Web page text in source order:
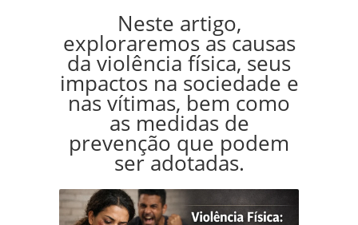
Neste artigo,
exploraremos as causas
da violência física, seus
impactos na sociedade e
nas vítimas, bem como
as medidas de
prevenção que podem
ser adotadas.